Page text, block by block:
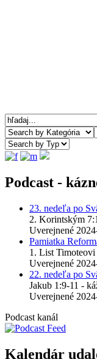
Podcast -
23. nedeľa po
2. Korintským
Uverejnené
Pamiatka
1. List Timoteovi
Uverejnené
22. nedeľa po
Jakub 1:9-11 -
Uverejnené
Podcast kanál
Kalendár